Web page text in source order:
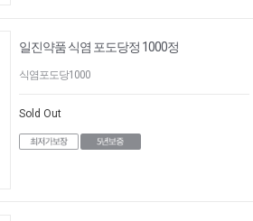
일진약품 식염 포도당정 1000정
식염포도당1000
Sold Out